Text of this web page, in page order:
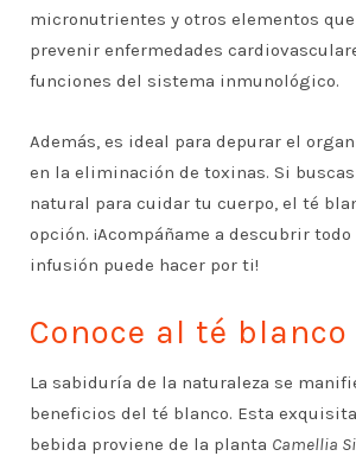
micronutrientes y otros elementos que
prevenir enfermedades
funciones del sistema inmunológico.
Además, es ideal para depurar el
en la eliminación de toxinas. Si
natural para cuidar tu cuerpo, el té
opción. ¡Acompáñame a descubrir
infusión puede hacer por ti!
Conoce al té blanco
La sabiduría de la naturaleza se
beneficios del té blanco. Esta
bebida proviene de la planta Camellia